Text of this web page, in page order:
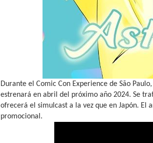
Durante el Comic Con Experience de São
estrenará en abril del próximo año 2024. Se
ofrecerá el simulcast a la vez que en Japón.
promocional.